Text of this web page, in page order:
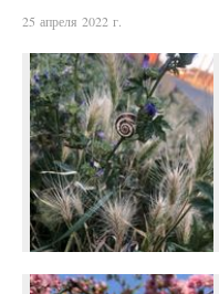
25 апреля 2022 г.